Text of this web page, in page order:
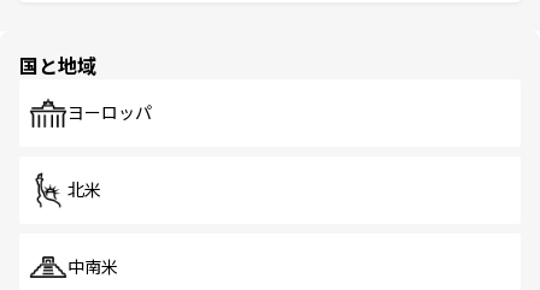
で、ホーカーズは地元の風情を楽しめる外せないスポット
国と地域
ヨーロッパ
北米
中南米